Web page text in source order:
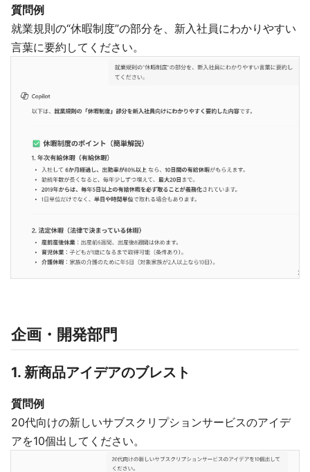
質問例
就業規則の“休暇制度”の部分を、新入社員にわかりやすい
言葉に要約してください。
企画・開発部門
1. 新商品アイデアのブレスト
質問例
20代向けの新しいサブスクリプションサービスのアイデ
アを10個出してください。